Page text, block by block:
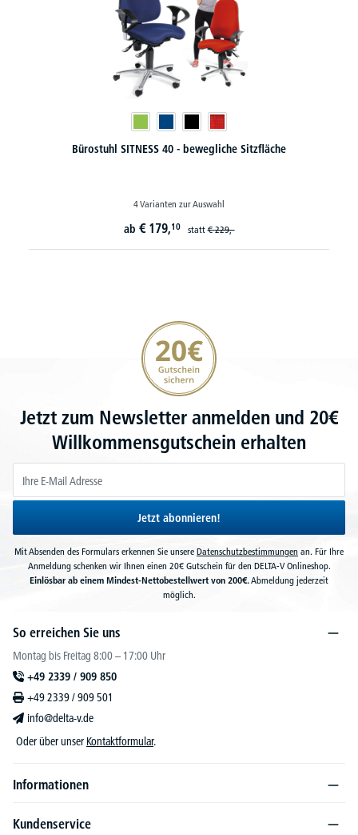
Bürostuhl SITNESS 40 - bewegliche Sitzfläche
4 Varianten zur Auswahl
ab € 179,10 statt€ 229,-
20€ Gutschein sichern
Jetzt zum Newsletter anmelden und 20€
Willkommensgutschein erhalten
Jetzt abonnieren!
Mit Absenden des Formulars erkennen Sie unsere Datenschutzbestimmungen an. Für Ihre
Anmeldung schenken wir Ihnen einen 20€ Gutschein für den DELTA-V Onlineshop.
Einlösbar ab einem Mindest-Nettobestellwert von 200€.Abmeldung jederzeit
möglich.
So erreichen Sie uns
Montag bis Freitag 8:00 – 17:00 Uhr
+49 2339 / 909 850
+49 2339 / 909 501
info@delta-v.de
Oder über unser Kontaktformular.
Informationen
Kundenservice